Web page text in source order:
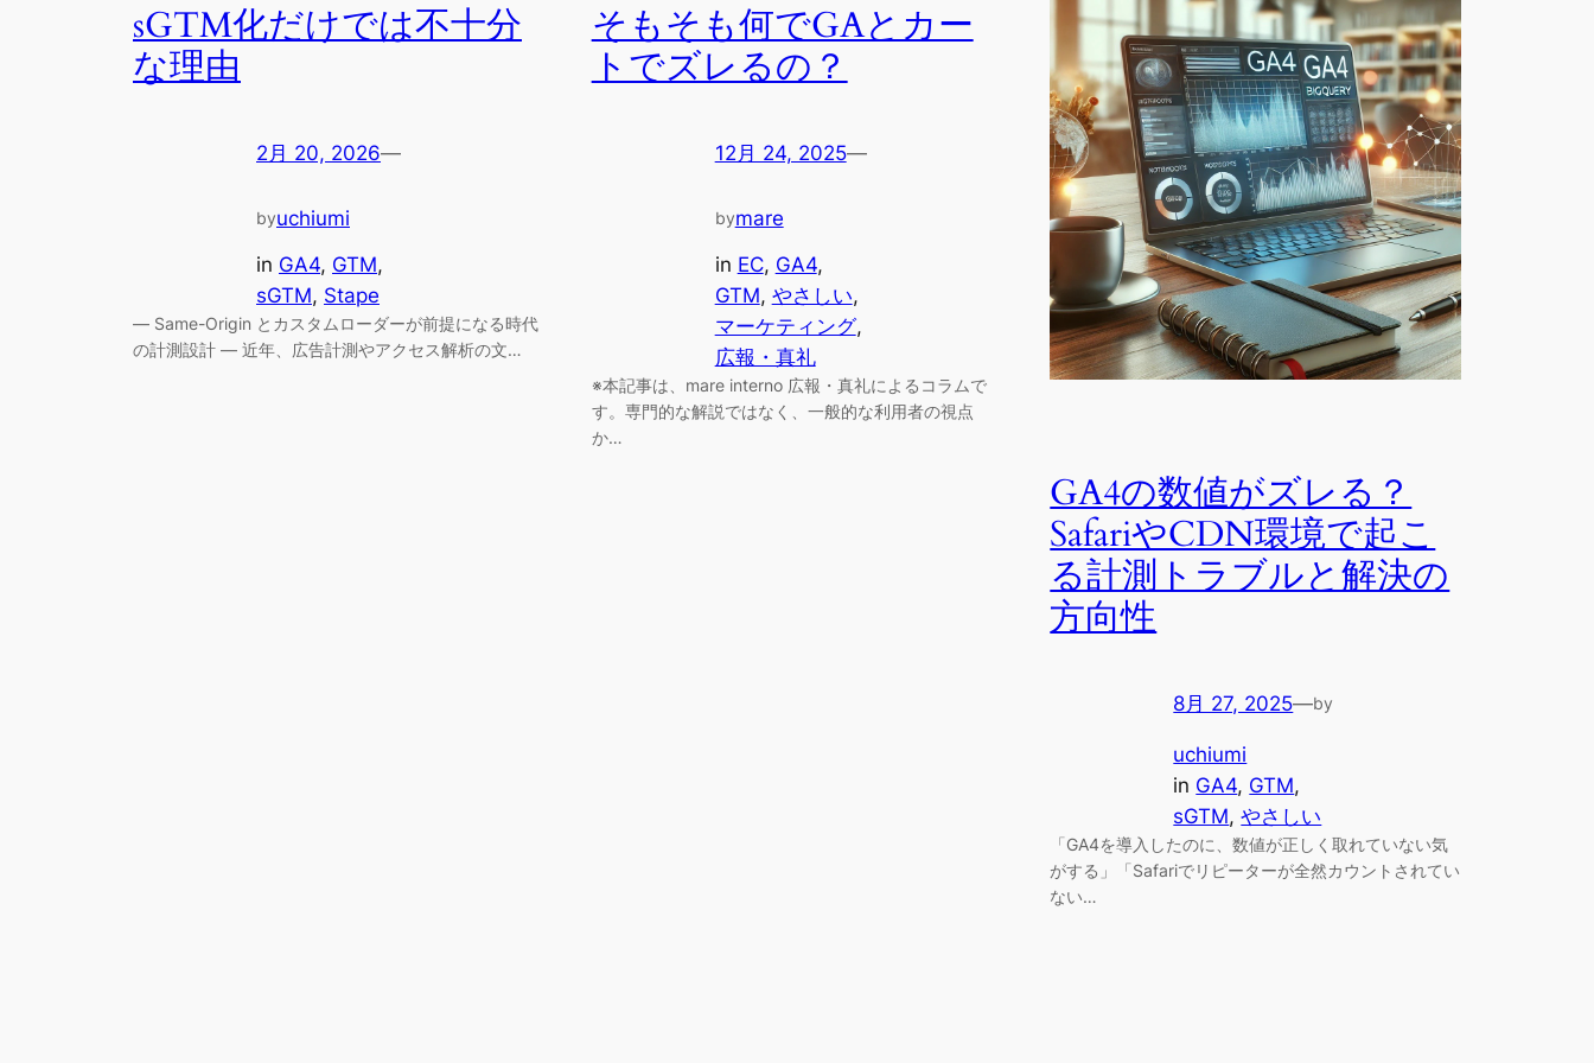
sGTM化だけでは不十分
な理由
2月 20, 2026—
byuchiumi
in GA4, GTM
sGTM, Stape
― Same-Origin とカスタムローダーが前提になる時代
の計測設計 ― 近年、広告計測やアクセス解析の文…
そもそも何でGAとカー
トでズレるの？
12月 24, 2025—
bymare
in EC, GA4
GTM, やさしい
マーケティング
広報・真礼
※本記事は、mare interno 広報・真礼によるコラムで
す。専門的な解説ではなく、一般的な利用者の視点
か…
GA4の数値がズレる？
SafariやCDN環境で起こ
る計測トラブルと解決の
方向性
8月 27, 2025—by
uchiumi
in GA4, GTM
sGTM, やさしい
「GA4を導入したのに、数値が正しく取れていない気
がする」「Safariでリピーターが全然カウントされてい
ない…